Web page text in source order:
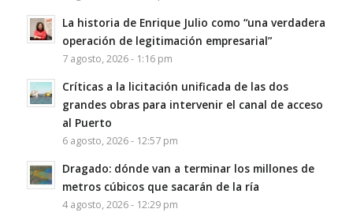
La historia de Enrique Julio como “una verdadera
operación de legitimación empresarial”
7 agosto, 2026 - 1:16 pm
Críticas a la licitación unificada de las dos
grandes obras para intervenir el canal de acceso
al Puerto
6 agosto, 2026 - 12:57 pm
Dragado: dónde van a terminar los millones de
metros cúbicos que sacarán de la ría
4 agosto, 2026 - 12:29 pm